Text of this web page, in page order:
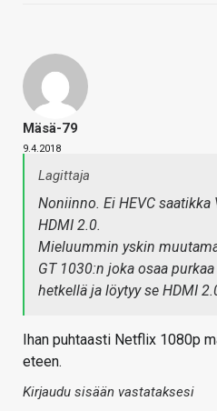
Mäsä-79
9.4.2018
Lagittaja
Noniinno. Ei HEVC saatikka
HDMI 2.0.
Mieluummin yskin
GT 1030:n joka osaa
hetkellä ja löytyy se HDMI
Ihan puhtaasti Netflix 1080p
eteen.
Kirjaudu sisään vastataksesi